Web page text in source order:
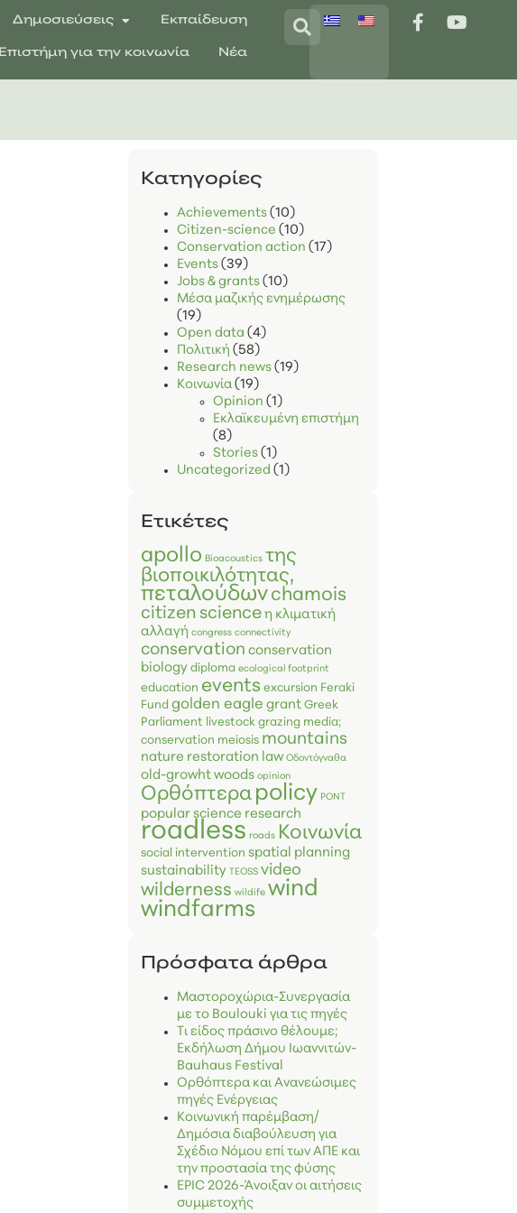
Δημοσιεύσεις Εκπαίδευση
Επιστήμη για την κοινωνία Νέα
Kατηγορίες
Achievements(10)
Citizen-science (10)
Conservation action (17)
Events(39)
Jobs & grants(10)
Μέσα μαζικής ενημέρωσης
(19)
Open data (4)
Πολιτική (58)
Research news(19)
Κοινωνία(19)
Opinion (1)
Εκλαϊκευμένη επιστήμη
(8)
Stories(1)
Uncategorized (1)
Ετικέτες
apollo Bioacoustics της
βιοποικιλότητας,
πεταλούδων chamois
citizen science η κλιματική
αλλαγή congress connectivity
conservation conservation
biology diploma ecological footprint
education events excursion Feraki
Fund golden eagle grant Greek
Parliament
livestock grazing media;
conservation meiosis mountains
nature restoration law Οδοντόγναθα
old-growht woods opinion
Ορθόπτερα policy PONT
popular science research
roadless roads Κοινωνία
social intervention spatial planning
sustainability TEOSS video
wilderness wildife wind
windfarms
Πρόσφατα άρθρα
Μαστοροχώρια-Συνεργασία
με το Boulouki για τις πηγές
Τι είδος πράσινο θέλουμε;
Εκδήλωση Δήμου Ιωαννιτών-
Bauhaus Festival
Ορθόπτερα και Ανανεώσιμες
πηγές Ενέργειας
Κοινωνική παρέμβαση/
Δημόσια διαβούλευση για
Σχέδιο Νόμου επί των ΑΠΕ και
την προστασία της φύσης
EPIC 2026-Άνοιξαν οι αιτήσεις
συμμετοχής